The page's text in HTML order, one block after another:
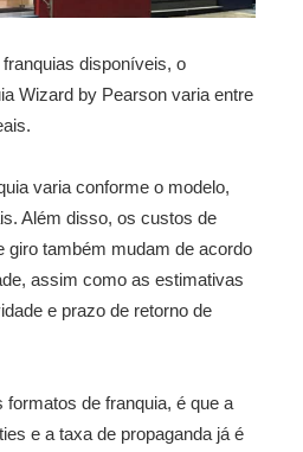
disponíveis, o
Wizard by Pearson varia entre
varia conforme o modelo,
Além disso, os custos de
giro também mudam de acordo
assim como as estimativas
e prazo de retorno de
de franquia, é que a
e a taxa de propaganda já é